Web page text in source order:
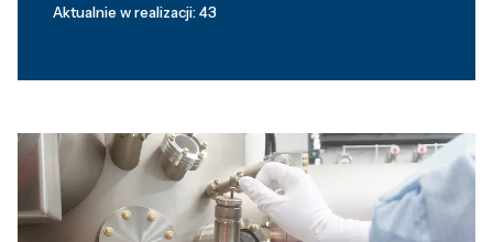
Aktualnie w realizacji: 43